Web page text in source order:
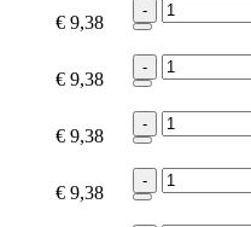
€ 9,38
-
€ 9,38
-
€ 9,38
-
€ 9,38
-